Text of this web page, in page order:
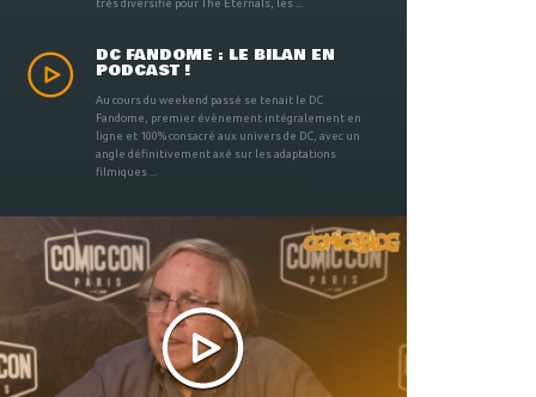
très diversifié pour The Eternals, les ...
DC FANDOME : LE BILAN EN
PODCAST !
Au cours du weekend passé se tenait le DC
Fandome, premier évènement intégralement en
ligne et 100% consacré aux univers de DC, avec un
angle définitivement axé sur les adaptations
filmiques ...